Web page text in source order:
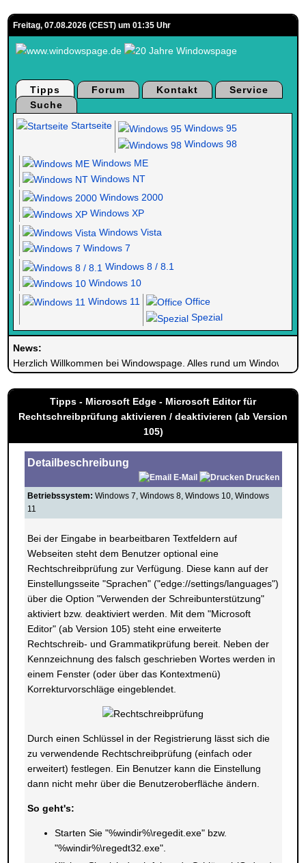
Freitag, 07.08.2026 (CEST) um 01:35 Uhr
Tipps Forum Kontakt
Service
Suche
Startseite
Windows 95
Windows 98
Windows ME
Windows NT
Windows 2000
Windows XP
Windows Vista
Windows 7
Windows 8 / 8.1
Windows 10
Windows 11
Office
Spezial
News:
Herzlich Willkommen bei Windowspage. Alles rund um Windows.
Tipps - Microsoft Edge - Microsoft Editor für
Rechtschreibprüfung aktivieren / deaktivieren (ab Version
105)
Detailbeschreibung
E-Mail
Drucken
Betriebssystem: Windows 7, Windows 8, Windows 10, Windows
11
Bei der Eingabe in bearbeitbaren Textfeldern auf
Webseiten steht dem Benutzer optional eine
Rechtschreibprüfung zur Verfügung. Diese kann auf der
Einstellungsseite "Sprachen" ("edge://settings/languages")
über die Option "Verwenden der Schreibunterstützung"
aktiviert bzw. deaktiviert werden. Mit dem "Microsoft
Editor" (ab Version 105) steht eine erweiterte
Rechtschreib- und Grammatikprüfung bereit. Neben der
Kennzeichnung des falsch geschrieben Wortes werden in
einem Fenster (oder über das Kontextmenü)
Korrekturvorschläge eingeblendet.
Durch einen Schlüssel in der Registrierung lässt sich die
zu verwendende Rechtschreibprüfung (einfach oder
erweitert) festlegen. Ein Benutzer kann die Einstellung
dann nicht mehr über die Benutzeroberfläche ändern.
So geht's:
Starten Sie "%windir%\regedit.exe" bzw.
"%windir%\regedt32.exe".